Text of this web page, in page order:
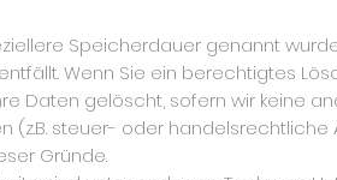
Speicherdauer genannt
Wenn Sie ein berechtigtes
Daten gelöscht, sofern wir keine
steuer- oder handelsrechtliche
Gründe.